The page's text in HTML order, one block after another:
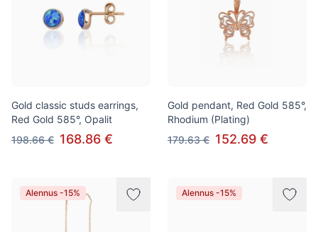
Gold classic studs earrings,
Red Gold 585°, Opalit
198.66 € 168.86 €
Gold pendant, Red Gold 585°,
Rhodium (Plating)
179.63 € 152.69 €
Alennus -15% Alennus -15%